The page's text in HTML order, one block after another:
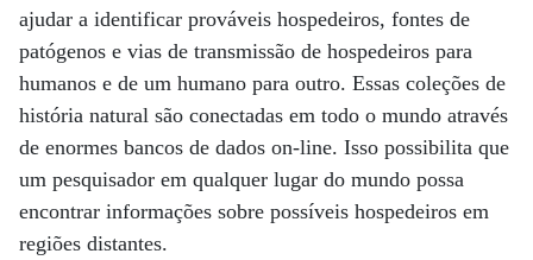
ajudar a identificar prováveis ​​hospedeiros, fontes de
patógenos e vias de transmissão de hospedeiros para
humanos e de um humano para outro. Essas coleções de
história natural são conectadas em todo o mundo através
de enormes bancos de dados on-line. Isso possibilita que
um pesquisador em qualquer lugar do mundo possa
encontrar informações sobre possíveis hospedeiros em
regiões distantes.